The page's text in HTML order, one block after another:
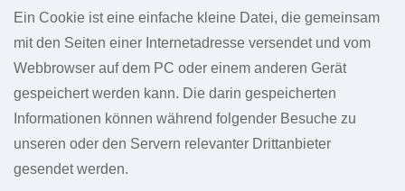
Ein Cookie ist eine einfache kleine Datei, die gemeinsam
mit den Seiten einer Internetadresse versendet und vom
Webbrowser auf dem PC oder einem anderen Gerät
gespeichert werden kann. Die darin gespeicherten
Informationen können während folgender Besuche zu
unseren oder den Servern relevanter Drittanbieter
gesendet werden.